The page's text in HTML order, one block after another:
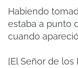
Habiendo
estaba a punto
cuando
[El Señor de